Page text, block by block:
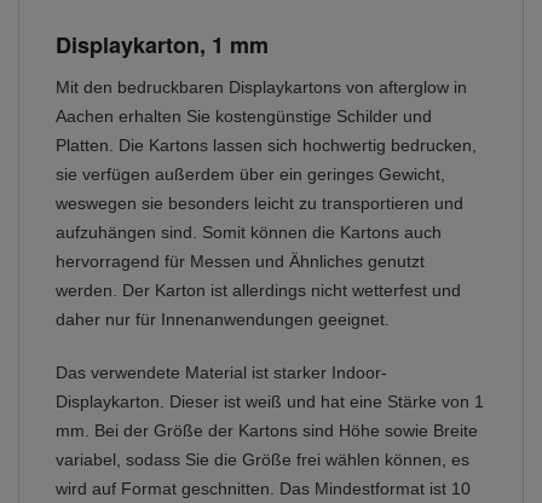
Displaykarton, 1 mm
Mit den bedruckbaren Displaykartons von afterglow in
Aachen erhalten Sie kostengünstige Schilder und
Platten. Die Kartons lassen sich hochwertig bedrucken,
sie verfügen außerdem über ein geringes Gewicht,
weswegen sie besonders leicht zu transportieren und
aufzuhängen sind. Somit können die Kartons auch
hervorragend für Messen und Ähnliches genutzt
werden. Der Karton ist allerdings nicht wetterfest und
daher nur für Innenanwendungen geeignet.
Das verwendete Material ist starker Indoor-
Displaykarton. Dieser ist weiß und hat eine Stärke von 1
mm. Bei der Größe der Kartons sind Höhe sowie Breite
variabel, sodass Sie die Größe frei wählen können, es
wird auf Format geschnitten. Das Mindestformat ist 10